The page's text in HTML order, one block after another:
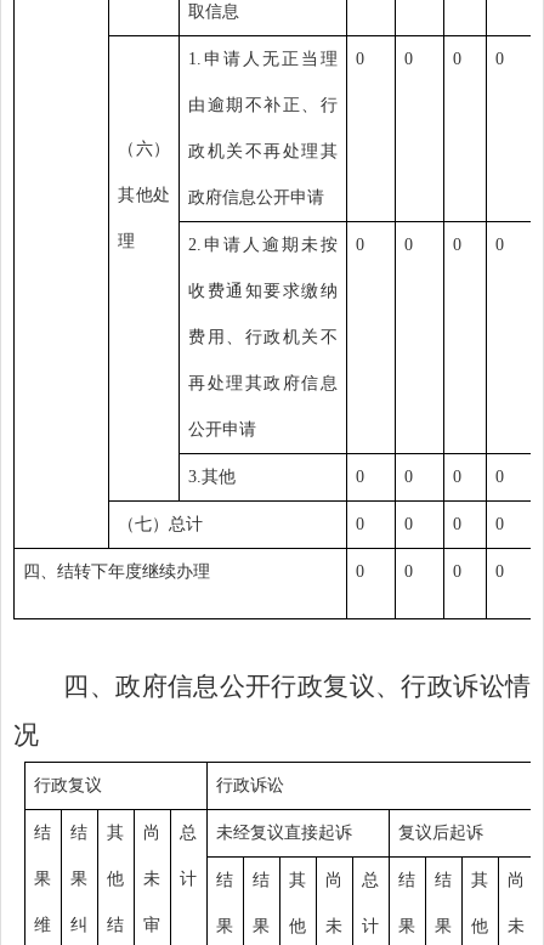
取信息
（六）
其他处
理
1. 申请人无正当理
由逾期不补正、行
政机关不再处理其
政府信息公开申请
0 0 0 0
2. 申请人逾期未按
收费通知要求缴纳
费用、行政机关不
再处理其政府信息
公开申请
0 0 0 0
3.其他 0 0 0 0
（七）总计 0 0 0 0
四、结转下年度继续办理 0 0 0 0
四、政府信息公开行政复议、行政诉讼情
况
行政复议 行政诉讼
结
果
维
结
果
纠
其
他
结
尚
未
审
总
计
未经复议直接起诉 复议后起诉
结
果
结
果
其
他
尚
未
总
计
结
果
结
果
其
他
尚
未